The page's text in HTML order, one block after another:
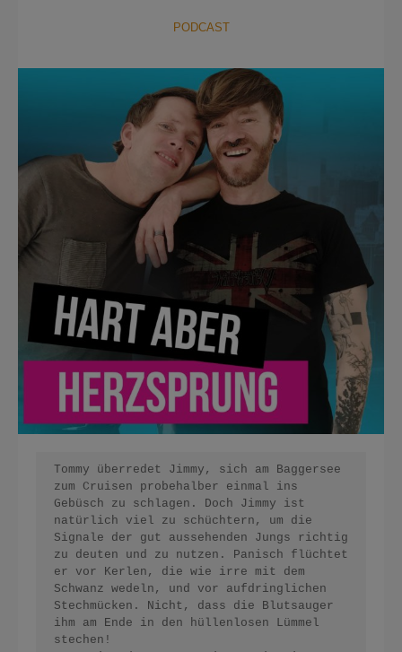
PODCAST
Tommy überredet Jimmy, sich am Baggersee
zum Cruisen probehalber einmal ins
Gebüsch zu schlagen. Doch Jimmy ist
natürlich viel zu schüchtern, um die
Signale der gut aussehenden Jungs richtig
zu deuten und zu nutzen. Panisch flüchtet
er vor Kerlen, die wie irre mit dem
Schwanz wedeln, und vor aufdringlichen
Stechmücken. Nicht, dass die Blutsauger
ihm am Ende in den hüllenlosen Lümmel
stechen!